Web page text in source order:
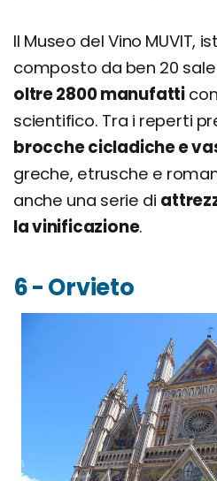
Il Museo del Vino MUVIT,
composto da ben 20
oltre 2800 manufatti
scientifico. Tra i reperti
brocche cicladiche e
greche, etrusche e
anche una serie di
la vinificazione.
6 - Orvieto